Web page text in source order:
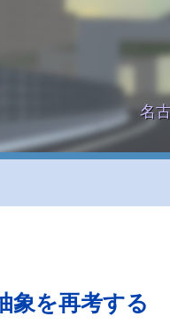
名
象を再考する